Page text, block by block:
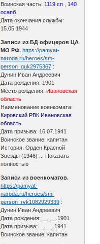
Воинская часть: 1119 сп , 140
осапб
Дата окончания службы:
15.05.1944
Записи из БД офицеров ЦА
МО РФ.https://pamyat-
naroda.ru/heroes/sm-
person_guk2975367 :
Дунин Иван Андреевич
Дата рождения: 1901
Место рождения: Ивановская
область
Наименование военкомата:
Кировский РВК Ивановская
область
Дата призыва: 16.07.1941
Воинское звание: капитан
История: Орден Красной
Звезды (1946) ... Показать
полностью
Записи из военкоматов.
https://pamyat-
naroda.ru/heroes/sm-
person_rvk1082929339 :
Дунин Иван Андреевич
Дата рождения: __.__.1901
Дата призыва: __.__.1941
Воинское звание: капитан